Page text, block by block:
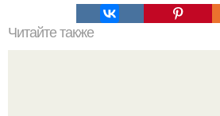
Читайте также